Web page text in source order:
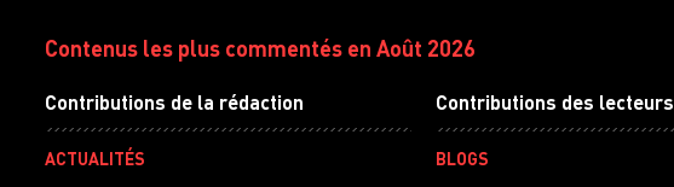
Contenus les plus commentés en Août 2026
Contributions de la rédaction
ACTUALITÉS
Contributions des lecteurs
BLOGS